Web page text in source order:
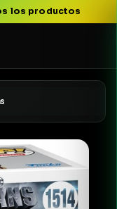
los productos